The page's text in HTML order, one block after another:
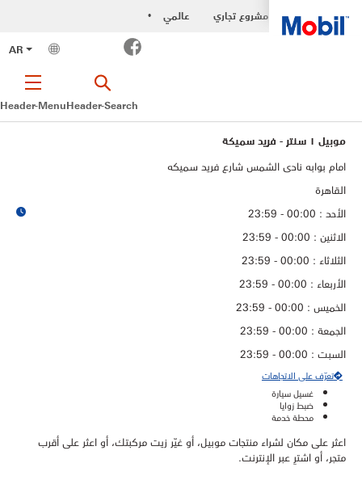
مشروع تجاري •
عالمي
AR
Facebook
Header-MenuHeader-Search
موبيل ١ سنتر - فريد سميكة
امام بوابه نادى الشمس شارع فريد سميكه
القاهرة
الأحد : 00:00 - 23:59
الاثنين : 00:00 - 23:59
الثلاثاء : 00:00 - 23:59
الأربعاء : 00:00 - 23:59
الخميس : 00:00 - 23:59
الجمعة : 00:00 - 23:59
السبت : 00:00 - 23:59
تعرّف على الاتجاهات
غسيل سيارة
ضبط زوايا
محطة خدمة
اعثر على مكان لشراء منتجات موبيل، أو غيّر زيت مركبتك، أو اعثر على أقرب
متجر، أو اشترِ عبر الإنترنت.